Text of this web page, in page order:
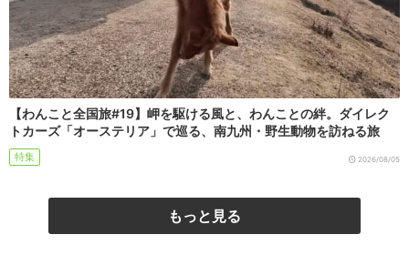
【わんこと全国旅#19】岬を駆ける風と、わんことの絆。ダイレク
トカーズ「オーステリア」で巡る、南九州・野生動物を訪ねる旅
特集 2026/08/05
もっと見る